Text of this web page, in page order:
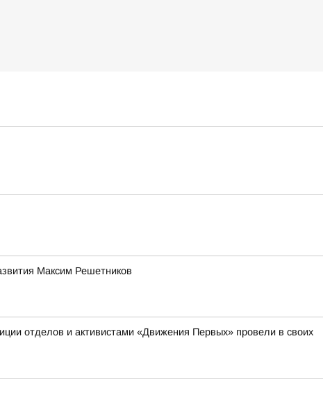
Максим Решетников
отделов и активистами «Движения Первых» провели в своих